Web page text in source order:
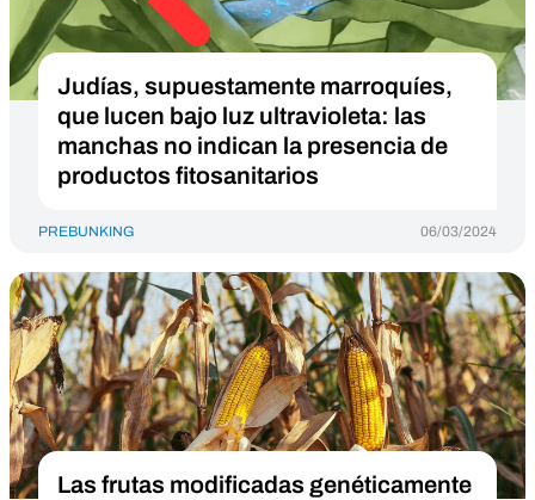
Judías, supuestamente marroquíes,
que lucen bajo luz ultravioleta: las
manchas no indican la presencia de
productos fitosanitarios
PREBUNKING 06/03/2024
Las frutas modificadas genéticamente